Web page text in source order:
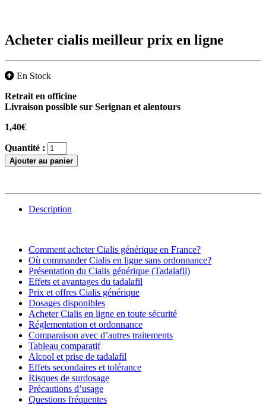
Acheter cialis meilleur prix en ligne
En Stock
Retrait en officine
Livraison possible sur Serignan et alentours
1,40€
Quantité :
Ajouter au panier
Description
Comment acheter Cialis générique en France?
Où commander Cialis en ligne sans ordonnance?
Présentation du Cialis générique (Tadalafil)
Effets et avantages du tadalafil
Prix et offres Cialis générique
Dosages disponibles
Acheter Cialis en ligne en toute sécurité
Réglementation et ordonnance
Comparaison avec d’autres traitements
Tableau comparatif
Alcool et prise de tadalafil
Effets secondaires et tolérance
Risques de surdosage
Précautions d’usage
Questions fréquentes